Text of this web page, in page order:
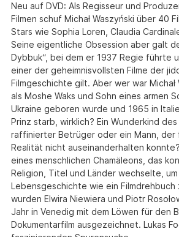
Neu auf DVD: Als Regisseur und
Filmen schuf Michał Waszyński über 40
Stars wie Sophia Loren, Claudia
Seine eigentliche Obsession aber galt
Dybbuk“, bei dem er 1937 Regie führte
einer der geheimnisvollsten Filme der
Filmgeschichte gilt. Aber wer war Michał
als Moshe Waks und Sohn eines armen
Ukraine geboren wurde und 1965 in
Prinz starb, wirklich? Ein Wunderkind
raffinierter Betrüger oder ein Mann, der
Realität nicht auseinanderhalten
eines menschlichen Chamäleons, das
Religion, Titel und Länder wechselte,
Lebensgeschichte wie ein Filmdrehbuch
wurden Elwira Niewiera und Piotr
Jahr in Venedig mit dem Löwen für den
Dokumentarfilm ausgezeichnet. Lukas